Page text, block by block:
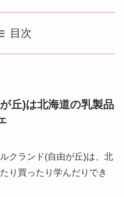
目次
丘)は北海道の乳製品
クランド(自由が丘)は、北
り買ったり学んだりでき